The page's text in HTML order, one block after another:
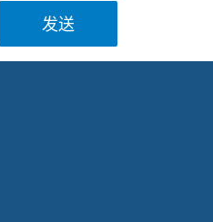
发送